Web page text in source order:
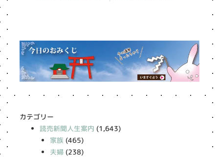
カテゴリー
読売新聞人生案内 (1,643)
家族(465)
夫婦(238)